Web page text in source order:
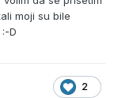
moji su bile
D
2